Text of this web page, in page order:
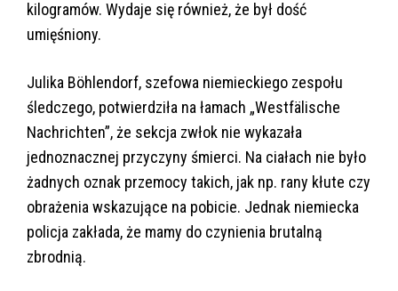
kilogramów. Wydaje się również, że był dość
umięśniony.
Julika Böhlendorf, szefowa niemieckiego zespołu
śledczego, potwierdziła na łamach „Westfälische
Nachrichten”, że sekcja zwłok nie wykazała
jednoznacznej przyczyny śmierci. Na ciałach nie było
żadnych oznak przemocy takich, jak np. rany kłute czy
obrażenia wskazujące na pobicie. Jednak niemiecka
policja zakłada, że mamy do czynienia brutalną
zbrodnią.